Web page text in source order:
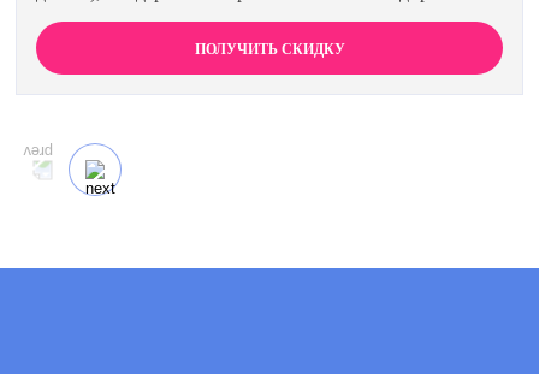
Просто предъявите документ об оплате первичной
процедуры, и получите скидку 15% на любой метод
кодирования в нашей клинике. Ваш путь к трезвости
ПОЛУЧИТЬ СКИДКУ